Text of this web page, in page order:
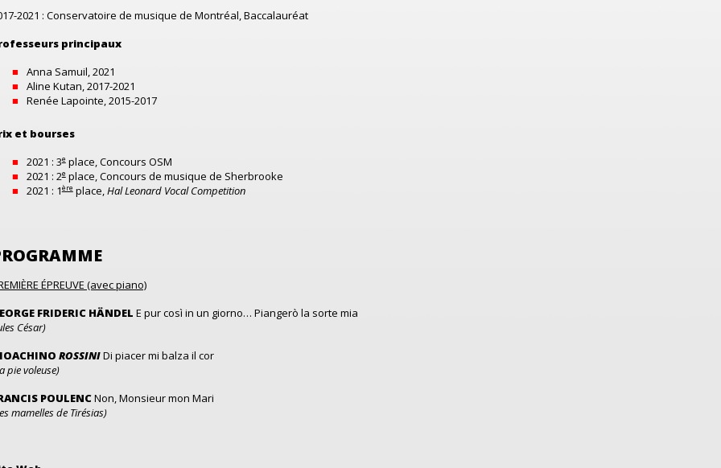
2021 : Conservatoire de musique de Montréal, Baccalauréat
principaux
Anna Samuil, 2021
Aline Kutan, 2017-2021
Renée Lapointe, 2015-2017
et bourses
2021 : 3eplace, Concours OSM
2021 : 2eplace, Concours de musique de Sherbrooke
2021 : 1èreplace,Hal Leonard Vocal Competition
ÉPREUVE (avec piano)
FRIDERIC HÄNDEL E pur così in un giorno… Piangerò la sorte mia
César)
ROSSINIDi piacer mi balza il cor
pie voleuse)
POULENCNon, Monsieur mon Mari
mamelles de Tirésias)